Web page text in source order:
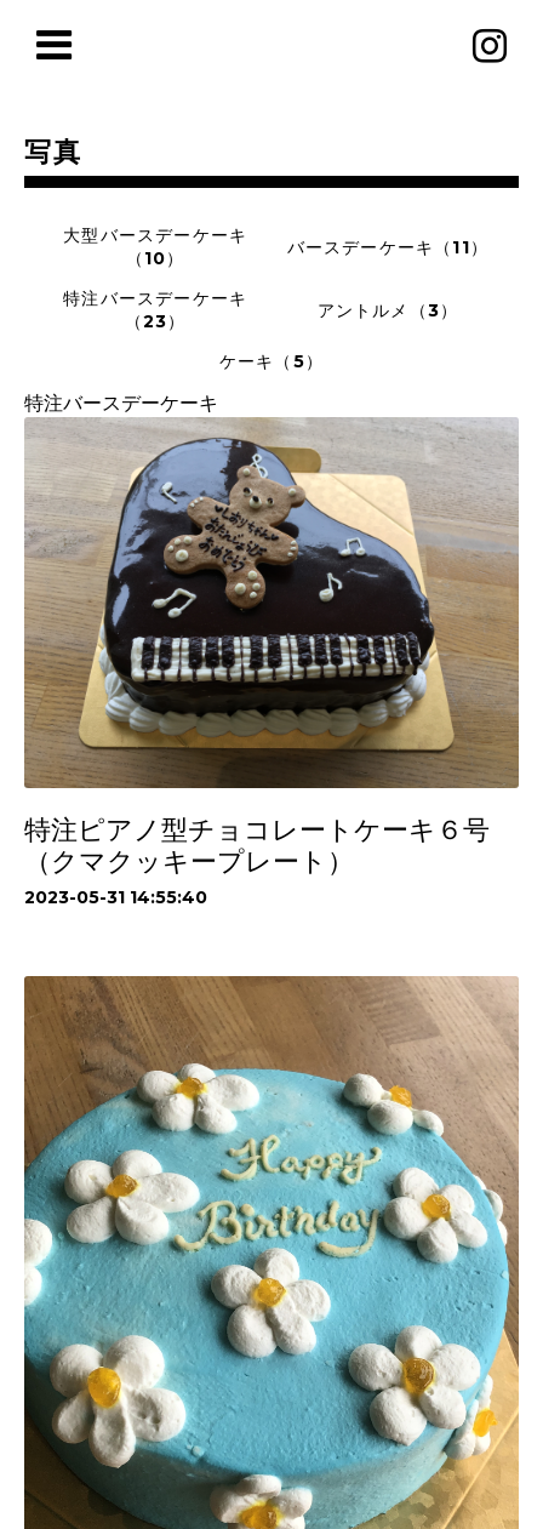
写真
大型バースデーケーキ
（10）
バースデーケーキ（11）
特注バースデーケーキ
（23）
アントルメ（3）
ケーキ（5）
特注バースデーケーキ
特注ピアノ型チョコレートケーキ６号
（クマクッキープレート）
2023-05-31 14:55:40